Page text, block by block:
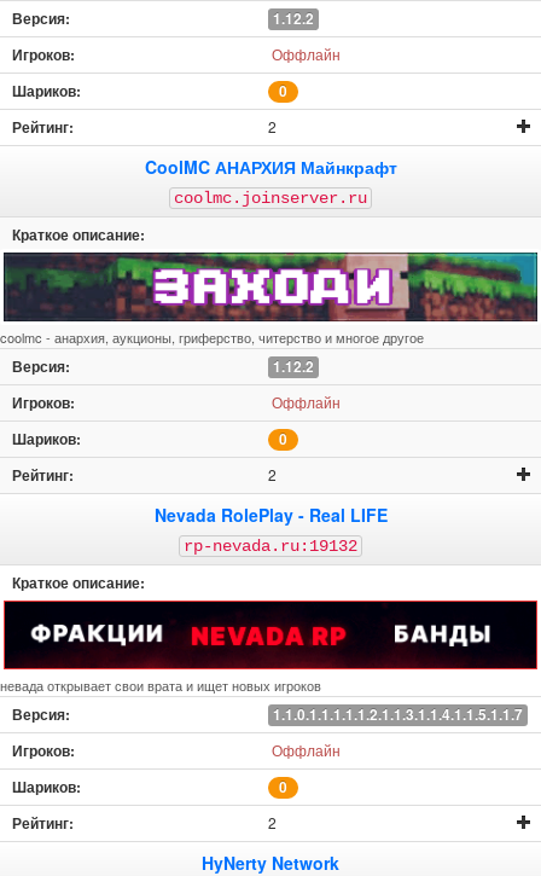
1.12.2
Оффлайн
0
2
CoolMC АНАРХИЯ Майнкрафт
coolmc.joinserver.ru
coolmc - анархия, аукционы, гриферство, читерство и многое другое
1.12.2
Оффлайн
0
2
Nevada RolePlay - Real LIFE
rp-nevada.ru:19132
невада открывает свои врата и ищет новых игроков
1.1.0.1.1.1.1.1.2.1.1.3.1.1.4.1.1.5.1.1.7
Оффлайн
0
2
HyNerty Network